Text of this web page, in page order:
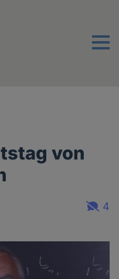
Menu
von
4